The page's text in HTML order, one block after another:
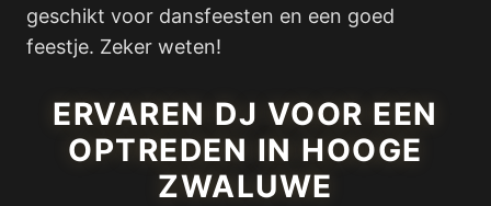
geschikt voor dansfeesten en een goed
feestje. Zeker weten!
ERVAREN DJ VOOR EEN
OPTREDEN IN HOOGE
ZWALUWE